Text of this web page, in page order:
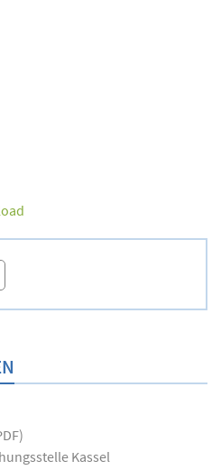
Kassel